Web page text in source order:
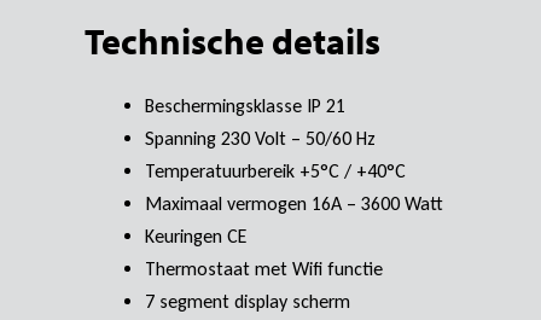
Technische details
Beschermingsklasse IP 21
Spanning 230 Volt – 50/60 Hz
Temperatuurbereik +5°C / +40°C
Maximaal vermogen 16A – 3600 Watt
Keuringen CE
Thermostaat met Wifi functie
7 segment display scherm